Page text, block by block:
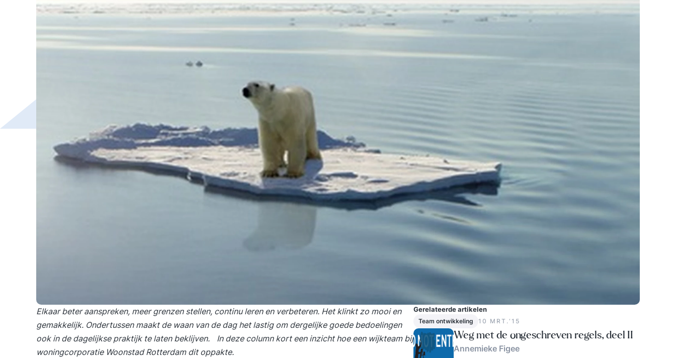
Elkaar beter aanspreken, meer grenzen stellen, continu leren en verbeteren. Het klinkt zo mooi en
gemakkelijk. Ondertussen maakt de waan van de dag het lastig om dergelijke goede bedoelingen
ook in de dagelijkse praktijk te laten beklijven. In deze column kort een inzicht hoe een wijkteam bij
woningcorporatie Woonstad Rotterdam dit oppakte.
Gerelateerde artikelen
Team ontwikkeling 10 MRT.‘15
Weg met de ongeschreven regels, deel II
Annemieke Figee